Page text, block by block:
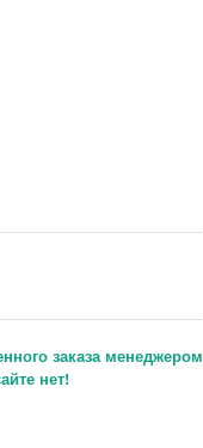
заказа менеджером
нет!